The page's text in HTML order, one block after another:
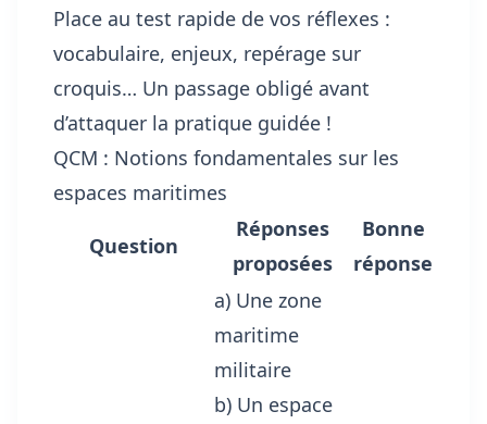
Place au test rapide de vos réflexes :
vocabulaire, enjeux, repérage sur
croquis… Un passage obligé avant
d’attaquer la pratique guidée !
QCM : Notions fondamentales sur les
espaces maritimes
Question
Réponses
proposées
Bonne
réponse
a) Une zone
maritime
militaire
b) Un espace